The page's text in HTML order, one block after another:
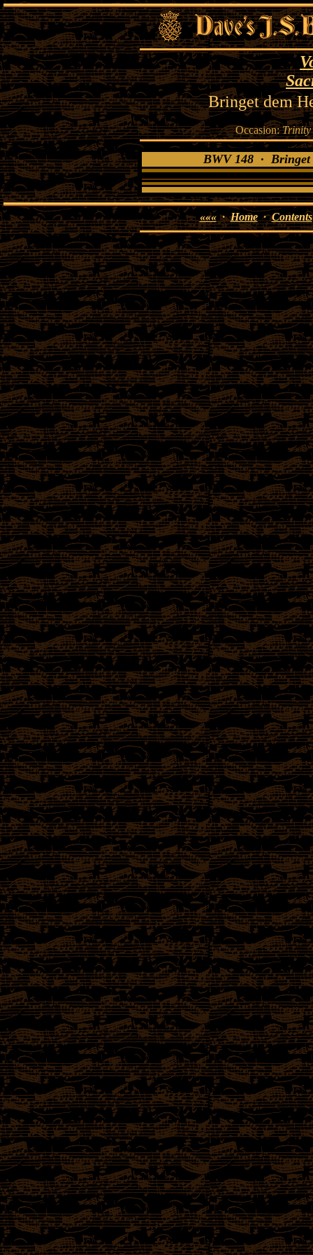
Bringet dem
Occasion:Trinity
BWV 148 ·
«««·Home·Contents